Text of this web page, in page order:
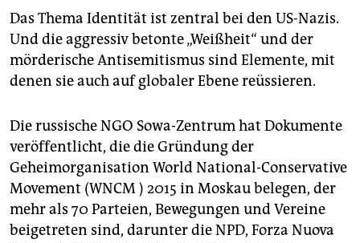
Das Thema Identität ist zentral bei den US-Nazis.
Und die aggressiv betonte „Weißheit“ und der
mörderische Antisemitismus sind Elemente, mit
denen sie auch auf globaler Ebene reüssieren.
Die russische NGO Sowa-Zentrum hat Dokumente
veröffentlicht, die die Gründung der
Geheimorganisation World National-Conservative
Movement (WNCM ) 2015 in Moskau belegen, der
mehr als 70 Parteien, Bewegungen und Vereine
beigetreten sind, darunter die NPD, Forza Nuova